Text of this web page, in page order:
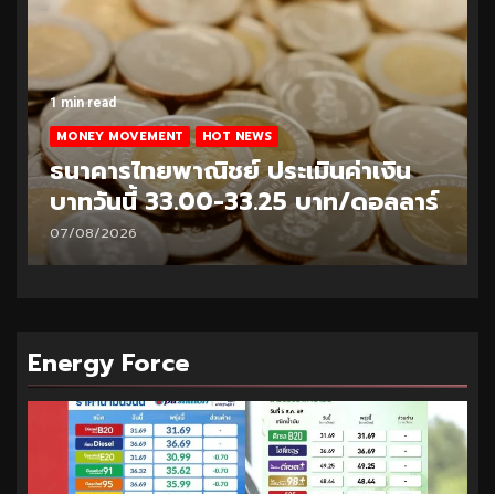
1 min read
MONEY MOVEMENT HOT NEWS
ธนาคารไทยพาณิชย์ ประเมินค่าเงิน
บาทวันนี้ 32.95-33.20 บาท/ดอลลาร์
06/08/2026
Energy Force